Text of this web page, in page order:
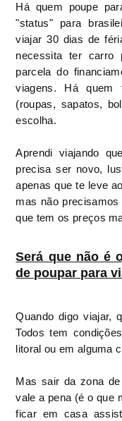
Há quem poupe
"status" para
viajar 30 dias de
necessita ter carro
parcela do
viagens. Há quem
(roupas, sapatos,
escolha.
Aprendi viajando
precisa ser novo,
apenas que te leve
mas não
que tem os preços
Será que não é
de poupar para
Quando digo viajar,
Todos tem
litoral ou em alguma
Mas sair da zona
vale a pena (é o que
ficar em casa